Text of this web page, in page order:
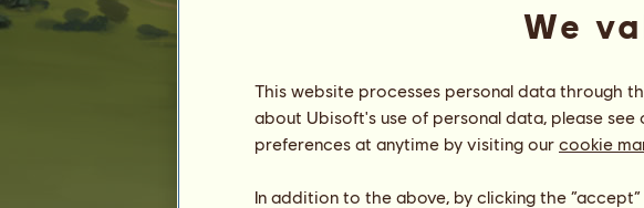
érték el az egyes versenyágakban. Általában a legtöbb
Legutóbbi frissítés: augusztus 6.
Angol stílusú versenyek Western stílusú versenyek
Galopp futam győzelmek
We
This website processes personal data through
about Ubisoft's use of personal data, please see
preferences at anytime by visiting our cookie
In addition to the above, by clicking the